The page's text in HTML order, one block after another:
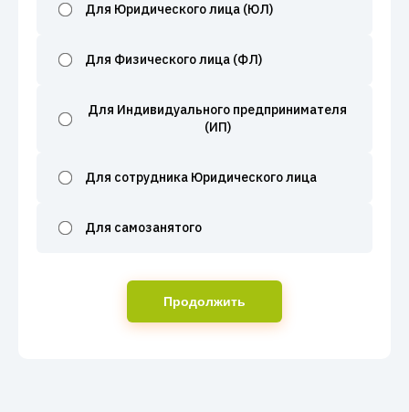
Для Юридического лица (ЮЛ)
Для Физического лица (ФЛ)
Для Индивидуального предпринимателя
(ИП)
Для сотрудника Юридического лица
Для самозанятого
Продолжить